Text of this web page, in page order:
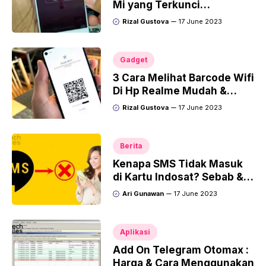
Mi yang Terkunci
Terlengkap 2023!
Rizal Gustova 17 June 2023
Gadget
3 Cara Melihat Barcode Wifi
Di Hp Realme Mudah &
Tanpa Ribet!
Rizal Gustova 17 June 2023
Berita
Kenapa SMS Tidak Masuk
di Kartu Indosat? Sebab &
Mengatasi
Ari Gunawan 17 June 2023
Aplikasi
Add On Telegram Otomax :
Harga & Cara Menggunakan